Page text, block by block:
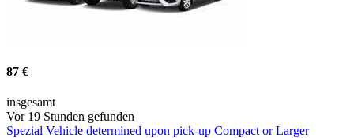
87 €
insgesamt
Vor 19 Stunden gefunden
Spezial Vehicle determined upon pick-up Compact or Larger